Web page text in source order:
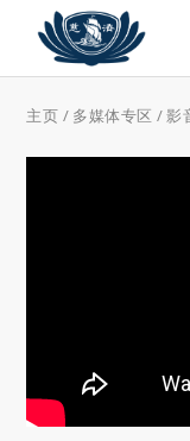
主页 / 多媒体专区 /影